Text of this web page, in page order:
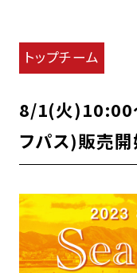
トップチーム
8/1(火)10:00
フパス)販売